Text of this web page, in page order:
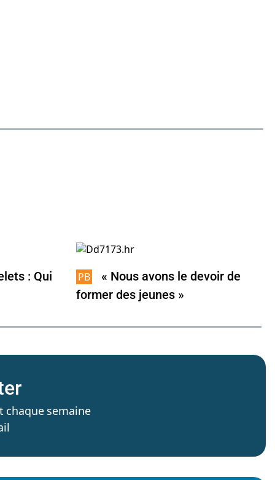
: Qui
« Nous avons le devoir de
former des jeunes »
chaque semaine